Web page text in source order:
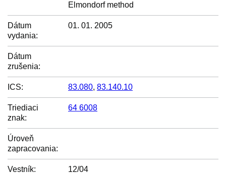
Elmondorf method
Dátum
vydania:
01. 01. 2005
Dátum
zrušenia:
ICS: 83.080, 83.140.10
Triediaci
znak:
64 6008
Úroveň
zapracovania:
Vestník: 12/04